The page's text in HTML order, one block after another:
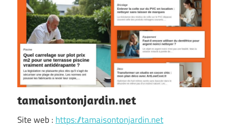
tamaisontonjardin.net
Site web : https://tamaisontonjardin.net